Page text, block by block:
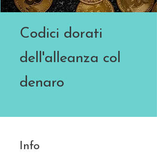
Codici dorati
dell'alleanza col
denaro
Info